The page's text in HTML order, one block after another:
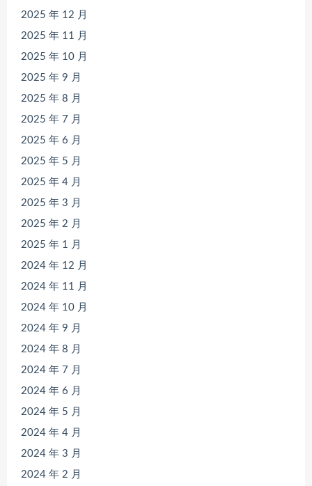
2025 年 12 月
2025 年 11 月
2025 年 10 月
2025 年 9 月
2025 年 8 月
2025 年 7 月
2025 年 6 月
2025 年 5 月
2025 年 4 月
2025 年 3 月
2025 年 2 月
2025 年 1 月
2024 年 12 月
2024 年 11 月
2024 年 10 月
2024 年 9 月
2024 年 8 月
2024 年 7 月
2024 年 6 月
2024 年 5 月
2024 年 4 月
2024 年 3 月
2024 年 2 月